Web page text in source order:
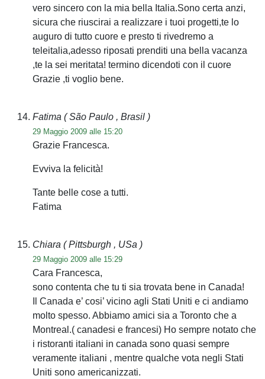
vero sincero con la mia bella Italia.Sono certa anzi,
sicura che riuscirai a realizzare i tuoi progetti,te lo
auguro di tutto cuore e presto ti rivedremo a
teleitalia,adesso riposati prenditi una bella vacanza
,te la sei meritata! termino dicendoti con il cuore
Grazie ,ti voglio bene.
Fatima ( São Paulo , Brasil )
29 Maggio 2009 alle 15:20
Grazie Francesca.
Evviva la felicità!
Tante belle cose a tutti.
Fatima
Chiara ( Pittsburgh , USa )
29 Maggio 2009 alle 15:29
Cara Francesca,
sono contenta che tu ti sia trovata bene in Canada!
Il Canada e’ cosi’ vicino agli Stati Uniti e ci andiamo
molto spesso. Abbiamo amici sia a Toronto che a
Montreal.( canadesi e francesi) Ho sempre notato che
i ristoranti italiani in canada sono quasi sempre
veramente italiani , mentre qualche vota negli Stati
Uniti sono americanizzati.